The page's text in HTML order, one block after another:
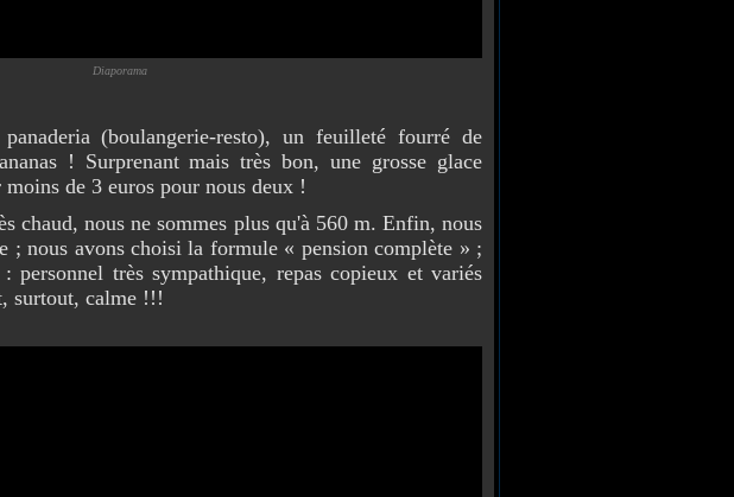
Diaporama
(boulangerie-resto), un feuilleté fourré de
! Surprenant mais très bon, une grosse glace
de 3 euros pour nous deux !
nous ne sommes plus qu'à 560 m. Enfin, nous
; nous avons choisi la formule « pension complète » ;
personnel très sympathique, repas copieux et variés
surtout, calme !!!